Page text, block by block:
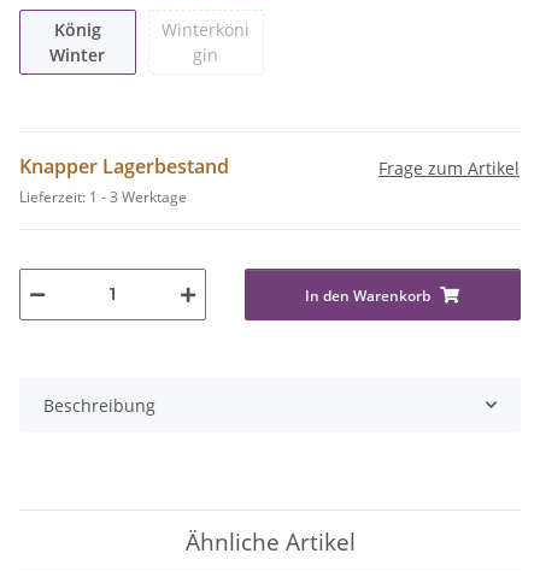
König
Winter
Winterköni
gin
Knapper Lagerbestand
Lieferzeit: 1 - 3 Werktage
Frage zum Artikel
In den Warenkorb
Beschreibung
Ähnliche Artikel